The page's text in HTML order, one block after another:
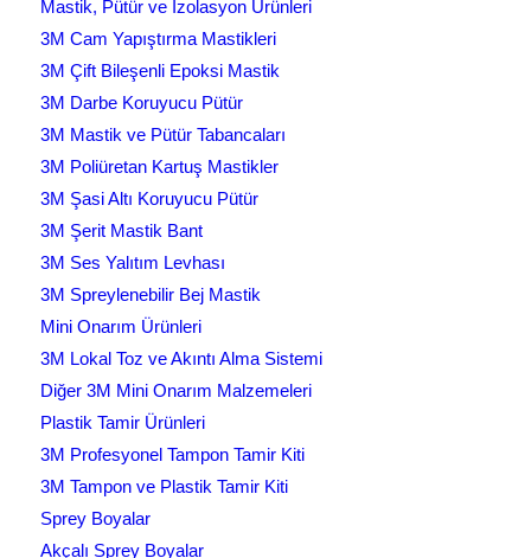
Mastik, Pütür ve İzolasyon Ürünleri
3M Cam Yapıştırma Mastikleri
3M Çift Bileşenli Epoksi Mastik
3M Darbe Koruyucu Pütür
3M Mastik ve Pütür Tabancaları
3M Poliüretan Kartuş Mastikler
3M Şasi Altı Koruyucu Pütür
3M Şerit Mastik Bant
3M Ses Yalıtım Levhası
3M Spreylenebilir Bej Mastik
Mini Onarım Ürünleri
3M Lokal Toz ve Akıntı Alma Sistemi
Diğer 3M Mini Onarım Malzemeleri
Plastik Tamir Ürünleri
3M Profesyonel Tampon Tamir Kiti
3M Tampon ve Plastik Tamir Kiti
Sprey Boyalar
Akçalı Sprey Boyalar